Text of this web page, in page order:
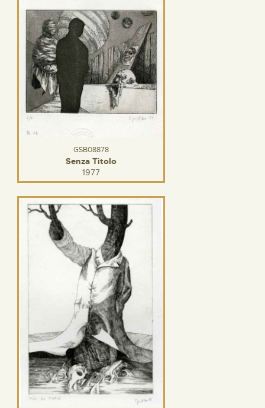
GSB08878
Senza Titolo
1977